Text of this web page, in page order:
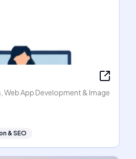
Web App Development & Image
& SEO